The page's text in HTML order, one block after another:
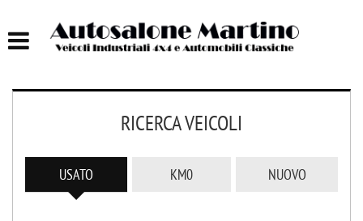
RICERCA VEICOLI
USATO KM0 NUOVO